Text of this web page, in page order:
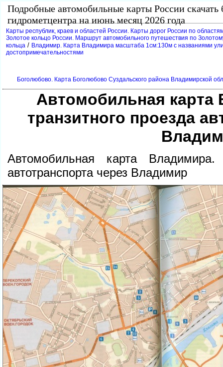
Подробные автомобильные карты России скачать
идрометцентра на июнь месяц 2026 года
Карты республик, краев и областей России. Карты дорог России по
Золотое кольцо России. Маршрут автомобильного путешествия по
кольца / ладимир. Карта Владимира масштаба 1см:130м с названиями
достопримечательностями
Боголюбово. Карта Боголюбово Суздальского района Владимирской
Автомобильная
транзитного проезда
Автомобильная карта
автотранспорта через Владимир